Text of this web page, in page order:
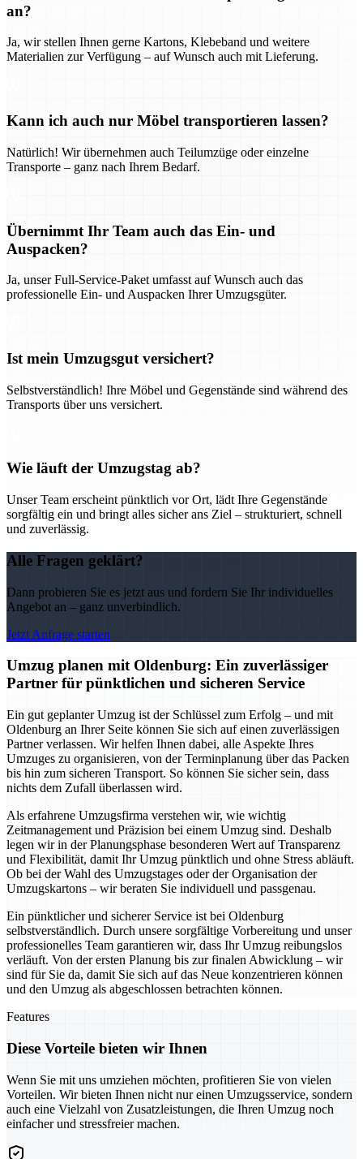
an?
Ja, wir stellen Ihnen gerne Kartons, Klebeband und weitere
Materialien zur Verfügung – auf Wunsch auch mit Lieferung.
Kann ich auch nur Möbel transportieren lassen?
Natürlich! Wir übernehmen auch Teilumzüge oder einzelne
Transporte – ganz nach Ihrem Bedarf.
Übernimmt Ihr Team auch das Ein- und
Auspacken?
Ja, unser Full-Service-Paket umfasst auf Wunsch auch das
professionelle Ein- und Auspacken Ihrer Umzugsgüter.
Ist mein Umzugsgut versichert?
Selbstverständlich! Ihre Möbel und Gegenstände sind während des
Transports über uns versichert.
Wie läuft der Umzugstag ab?
Unser Team erscheint pünktlich vor Ort, lädt Ihre Gegenstände
sorgfältig ein und bringt alles sicher ans Ziel – strukturiert, schnell
und zuverlässig.
Alle Fragen geklärt?
Dann probieren Sie es jetzt aus und fordern Sie Ihr individuelles
Angebot an – ganz unverbindlich.
Jetzt Anfrage starten
Umzug planen mit Oldenburg: Ein zuverlässiger
Partner für pünktlichen und sicheren Service
Ein gut geplanter Umzug ist der Schlüssel zum Erfolg – und mit
Oldenburg an Ihrer Seite können Sie sich auf einen zuverlässigen
Partner verlassen. Wir helfen Ihnen dabei, alle Aspekte Ihres
Umzuges zu organisieren, von der Terminplanung über das Packen
bis hin zum sicheren Transport. So können Sie sicher sein, dass
nichts dem Zufall überlassen wird.
Als erfahrene Umzugsfirma verstehen wir, wie wichtig
Zeitmanagement und Präzision bei einem Umzug sind. Deshalb
legen wir in der Planungsphase besonderen Wert auf Transparenz
und Flexibilität, damit Ihr Umzug pünktlich und ohne Stress abläuft.
Ob bei der Wahl des Umzugstages oder der Organisation der
Umzugskartons – wir beraten Sie individuell und passgenau.
Ein pünktlicher und sicherer Service ist bei Oldenburg
selbstverständlich. Durch unsere sorgfältige Vorbereitung und unser
professionelles Team garantieren wir, dass Ihr Umzug reibungslos
verläuft. Von der ersten Planung bis zur finalen Abwicklung – wir
sind für Sie da, damit Sie sich auf das Neue konzentrieren können
und den Umzug als abgeschlossen betrachten können.
Features
Diese Vorteile bieten wir Ihnen
Wenn Sie mit uns umziehen möchten, profitieren Sie von vielen
Vorteilen. Wir bieten Ihnen nicht nur einen Umzugsservice, sondern
auch eine Vielzahl von Zusatzleistungen, die Ihren Umzug noch
einfacher und stressfreier machen.